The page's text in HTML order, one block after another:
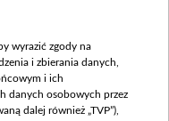
wyrazić zgody na
i zbierania danych,
i ich
danych osobowych przez
dalej również „TVP”),